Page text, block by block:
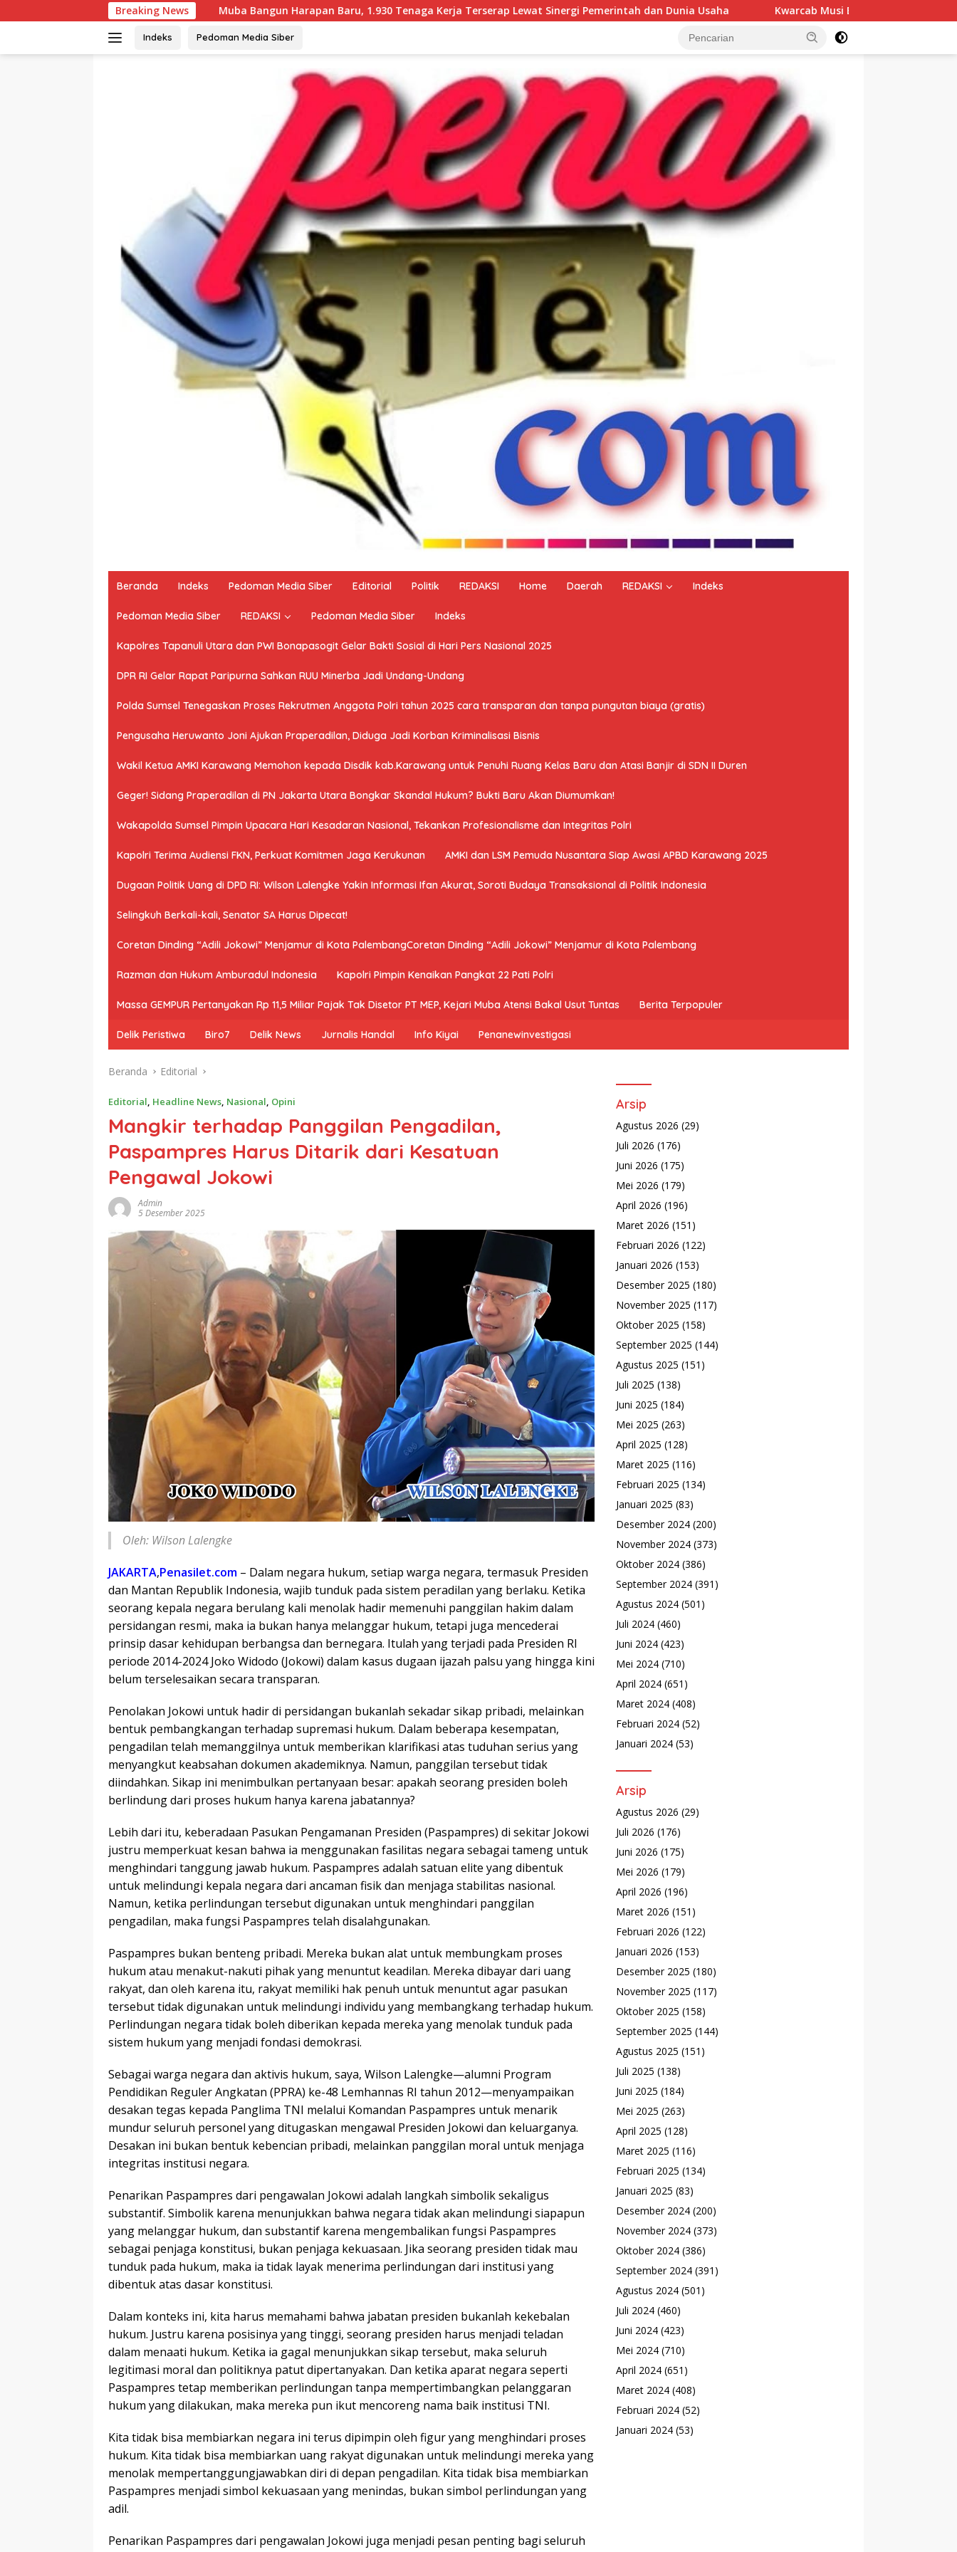
ke
Breaking News
Muba Bangun Harapan Baru, 1.930 Tenaga Kerja Terserap Lewat Sinergi Pemerintah dan Dunia Usaha Kwarcab Musi Banyuasin Beri Dukungan Penuh: Dari Gugus
Indeks Pedoman Media Siber
Beranda Indeks Pedoman Media Siber Editorial Politik REDAKSI Home Daerah REDAKSI Indeks
Pedoman Media Siber REDAKSI Pedoman Media Siber Indeks
Kapolres Tapanuli Utara dan PWI Bonapasogit Gelar Bakti Sosial di Hari Pers Nasional 2025
DPR RI Gelar Rapat Paripurna Sahkan RUU Minerba Jadi Undang-Undang
Polda Sumsel Tenegaskan Proses Rekrutmen Anggota Polri tahun 2025 cara transparan dan tanpa pungutan biaya (gratis)
Pengusaha Heruwanto Joni Ajukan Praperadilan, Diduga Jadi Korban Kriminalisasi Bisnis
Wakil Ketua AMKI Karawang Memohon kepada Disdik kab.Karawang untuk Penuhi Ruang Kelas Baru dan Atasi Banjir di SDN II Duren
Geger! Sidang Praperadilan di PN Jakarta Utara Bongkar Skandal Hukum? Bukti Baru Akan Diumumkan!
Wakapolda Sumsel Pimpin Upacara Hari Kesadaran Nasional, Tekankan Profesionalisme dan Integritas Polri
Kapolri Terima Audiensi FKN, Perkuat Komitmen Jaga Kerukunan AMKI dan LSM Pemuda Nusantara Siap Awasi APBD Karawang 2025
Dugaan Politik Uang di DPD RI: Wilson Lalengke Yakin Informasi Ifan Akurat, Soroti Budaya Transaksional di Politik Indonesia
Selingkuh Berkali-kali, Senator SA Harus Dipecat!
Coretan Dinding “Adili Jokowi” Menjamur di Kota PalembangCoretan Dinding “Adili Jokowi” Menjamur di Kota Palembang
Razman dan Hukum Amburadul Indonesia Kapolri Pimpin Kenaikan Pangkat 22 Pati Polri
Massa GEMPUR Pertanyakan Rp 11,5 Miliar Pajak Tak Disetor PT MEP, Kejari Muba Atensi Bakal Usut Tuntas Berita Terpopuler
Delik Peristiwa Biro7 Delik News Jurnalis Handal Info Kiyai Penanewinvestigasi
Beranda Editorial
Editorial, Headline News, Nasional, Opini
Mangkir terhadap Panggilan Pengadilan,
Paspampres Harus Ditarik dari Kesatuan
Pengawal Jokowi
Admin
5 Desember 2025
Oleh: Wilson Lalengke
JAKARTA,Penasilet.com – Dalam negara hukum, setiap warga negara, termasuk Presiden
dan Mantan Republik Indonesia, wajib tunduk pada sistem peradilan yang berlaku. Ketika
seorang kepala negara berulang kali menolak hadir memenuhi panggilan hakim dalam
persidangan resmi, maka ia bukan hanya melanggar hukum, tetapi juga mencederai
prinsip dasar kehidupan berbangsa dan bernegara. Itulah yang terjadi pada Presiden RI
periode 2014-2024 Joko Widodo (Jokowi) dalam kasus dugaan ijazah palsu yang hingga kini
belum terselesaikan secara transparan.
Penolakan Jokowi untuk hadir di persidangan bukanlah sekadar sikap pribadi, melainkan
bentuk pembangkangan terhadap supremasi hukum. Dalam beberapa kesempatan,
pengadilan telah memanggilnya untuk memberikan klarifikasi atas tuduhan serius yang
menyangkut keabsahan dokumen akademiknya. Namun, panggilan tersebut tidak
diindahkan. Sikap ini menimbulkan pertanyaan besar: apakah seorang presiden boleh
berlindung dari proses hukum hanya karena jabatannya?
Lebih dari itu, keberadaan Pasukan Pengamanan Presiden (Paspampres) di sekitar Jokowi
justru memperkuat kesan bahwa ia menggunakan fasilitas negara sebagai tameng untuk
menghindari tanggung jawab hukum. Paspampres adalah satuan elite yang dibentuk
untuk melindungi kepala negara dari ancaman fisik dan menjaga stabilitas nasional.
Namun, ketika perlindungan tersebut digunakan untuk menghindari panggilan
pengadilan, maka fungsi Paspampres telah disalahgunakan.
Paspampres bukan benteng pribadi. Mereka bukan alat untuk membungkam proses
hukum atau menakut-nakuti pihak yang menuntut keadilan. Mereka dibayar dari uang
rakyat, dan oleh karena itu, rakyat memiliki hak penuh untuk menuntut agar pasukan
tersebut tidak digunakan untuk melindungi individu yang membangkang terhadap hukum.
Perlindungan negara tidak boleh diberikan kepada mereka yang menolak tunduk pada
sistem hukum yang menjadi fondasi demokrasi.
Sebagai warga negara dan aktivis hukum, saya, Wilson Lalengke—alumni Program
Pendidikan Reguler Angkatan (PPRA) ke-48 Lemhannas RI tahun 2012—menyampaikan
desakan tegas kepada Panglima TNI melalui Komandan Paspampres untuk menarik
mundur seluruh personel yang ditugaskan mengawal Presiden Jokowi dan keluarganya.
Desakan ini bukan bentuk kebencian pribadi, melainkan panggilan moral untuk menjaga
integritas institusi negara.
Penarikan Paspampres dari pengawalan Jokowi adalah langkah simbolik sekaligus
substantif. Simbolik karena menunjukkan bahwa negara tidak akan melindungi siapapun
yang melanggar hukum, dan substantif karena mengembalikan fungsi Paspampres
sebagai penjaga konstitusi, bukan penjaga kekuasaan. Jika seorang presiden tidak mau
tunduk pada hukum, maka ia tidak layak menerima perlindungan dari institusi yang
dibentuk atas dasar konstitusi.
Dalam konteks ini, kita harus memahami bahwa jabatan presiden bukanlah kekebalan
hukum. Justru karena posisinya yang tinggi, seorang presiden harus menjadi teladan
dalam menaati hukum. Ketika ia gagal menunjukkan sikap tersebut, maka seluruh
legitimasi moral dan politiknya patut dipertanyakan. Dan ketika aparat negara seperti
Paspampres tetap memberikan perlindungan tanpa mempertimbangkan pelanggaran
hukum yang dilakukan, maka mereka pun ikut mencoreng nama baik institusi TNI.
Kita tidak bisa membiarkan negara ini terus dipimpin oleh figur yang menghindari proses
hukum. Kita tidak bisa membiarkan uang rakyat digunakan untuk melindungi mereka yang
menolak mempertanggungjawabkan diri di depan pengadilan. Kita tidak bisa membiarkan
Paspampres menjadi simbol kekuasaan yang menindas, bukan simbol perlindungan yang
adil.
Penarikan Paspampres dari pengawalan Jokowi juga menjadi pesan penting bagi seluruh
Arsip
Agustus 2026 (29)
Juli 2026 (176)
Juni 2026 (175)
Mei 2026 (179)
April 2026 (196)
Maret 2026 (151)
Februari 2026 (122)
Januari 2026 (153)
Desember 2025 (180)
November 2025 (117)
Oktober 2025 (158)
September 2025 (144)
Agustus 2025 (151)
Juli 2025 (138)
Juni 2025 (184)
Mei 2025 (263)
April 2025 (128)
Maret 2025 (116)
Februari 2025 (134)
Januari 2025 (83)
Desember 2024 (200)
November 2024 (373)
Oktober 2024 (386)
September 2024 (391)
Agustus 2024 (501)
Juli 2024 (460)
Juni 2024 (423)
Mei 2024 (710)
April 2024 (651)
Maret 2024 (408)
Februari 2024 (52)
Januari 2024 (53)
Arsip
Agustus 2026 (29)
Juli 2026 (176)
Juni 2026 (175)
Mei 2026 (179)
April 2026 (196)
Maret 2026 (151)
Februari 2026 (122)
Januari 2026 (153)
Desember 2025 (180)
November 2025 (117)
Oktober 2025 (158)
September 2025 (144)
Agustus 2025 (151)
Juli 2025 (138)
Juni 2025 (184)
Mei 2025 (263)
April 2025 (128)
Maret 2025 (116)
Februari 2025 (134)
Januari 2025 (83)
Desember 2024 (200)
November 2024 (373)
Oktober 2024 (386)
September 2024 (391)
Agustus 2024 (501)
Juli 2024 (460)
Juni 2024 (423)
Mei 2024 (710)
April 2024 (651)
Maret 2024 (408)
Februari 2024 (52)
Januari 2024 (53)